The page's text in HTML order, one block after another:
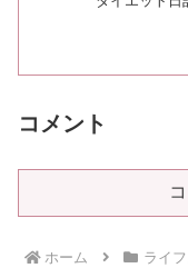
コメント
ホーム ライ